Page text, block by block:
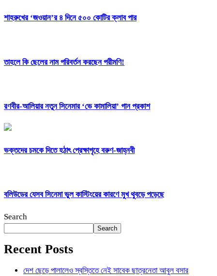
শাহরুখের ‘জওয়ান’র ৪ দিনে ৫০০ কোটির ক্লাব পার
তাহলে কি ছেলের নাম পরিবর্তন করছেন পরীমণি!
রণবীর-আলিয়ার নতুন সিনেমার ‘ভে কামালিয়া’ গান প্রকাশ
ভক্তদের চমকে দিতে হঠাৎ প্রেক্ষাগৃহে বরুণ-জাহ্নবী
বলিউডের যেসব সিনেমা ভুল কাস্টিংয়ের কারণে মুখ থুবড়ে পড়েছে
Search
Search
Recent Posts
দেশ ছেড়ে পালালেও স্বস্তিতে নেই সাবেক ছাত্রনেতা আবুল বসার